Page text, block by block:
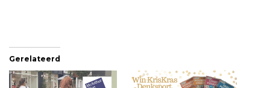
Gerelateerd